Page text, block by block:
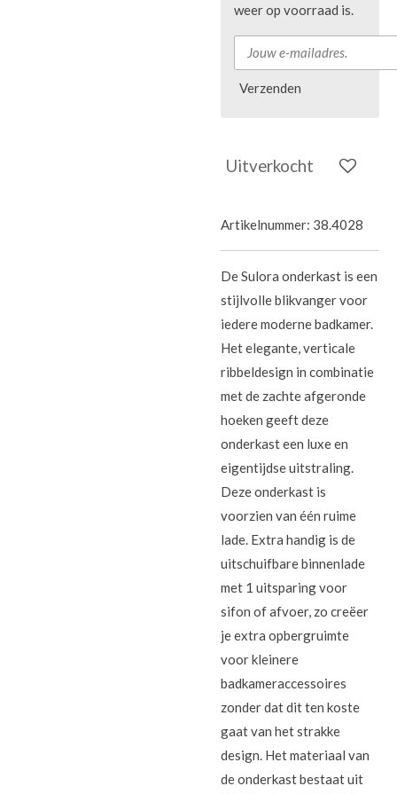
weer op voorraad is.
Verzenden
Uitverkocht
Artikelnummer: 38.4028
De Sulora onderkast is een
stijlvolle blikvanger voor
iedere moderne badkamer.
Het elegante, verticale
ribbeldesign in combinatie
met de zachte afgeronde
hoeken geeft deze
onderkast een luxe en
eigentijdse uitstraling.
Deze onderkast is
voorzien van één ruime
lade. Extra handig is de
uitschuifbare binnenlade
met 1 uitsparing voor
sifon of afvoer, zo creëer
je extra opbergruimte
voor kleinere
badkameraccessoires
zonder dat dit ten koste
gaat van het strakke
design. Het materiaal van
de onderkast bestaat uit